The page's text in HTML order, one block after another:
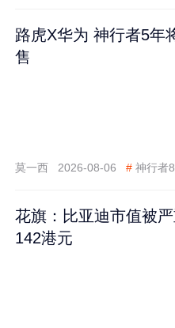
路虎X华为 神行者5年
售
莫一西 2026-08-06 # 神行者8
花旗：比亚迪市值被
142港元